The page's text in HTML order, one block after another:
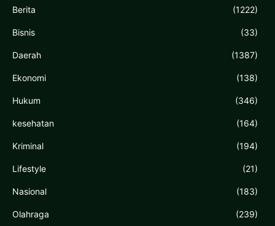
Berita (1222)
Bisnis (33)
Daerah (1387)
Ekonomi (138)
Hukum (346)
kesehatan (164)
Kriminal (194)
Lifestyle (21)
Nasional (183)
Olahraga (239)